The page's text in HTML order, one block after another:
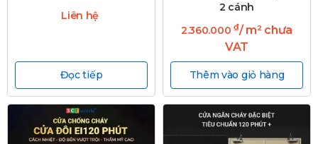
Liên hệ
Đọc tiếp
2 cánh
2.360.000 ₫/ m² chưa
VAT
Thêm vào giỏ hàng